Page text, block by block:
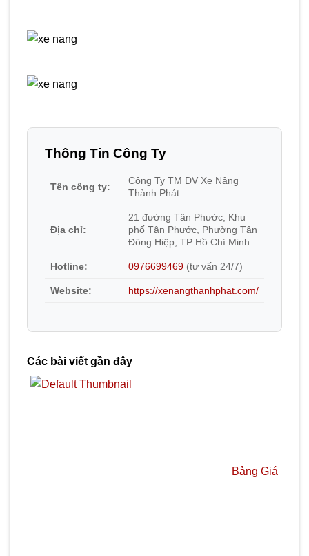
Thông Tin Công Ty
Tên công ty:
Công Ty TM DV Xe Nâng
Thành Phát
Địa chỉ:
21 đường Tân Phước, Khu
phố Tân Phước, Phường Tân
Đông Hiệp, TP Hồ Chí Minh
Hotline: 0976699469 (tư vấn 24/7)
Website: https://xenangthanhphat.com/
Các bài viết gần đây
Bảng Giá